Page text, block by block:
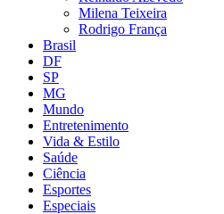
Milena Teixeira
Rodrigo França
Brasil
DF
SP
MG
Mundo
Entretenimento
Vida & Estilo
Saúde
Ciência
Esportes
Especiais